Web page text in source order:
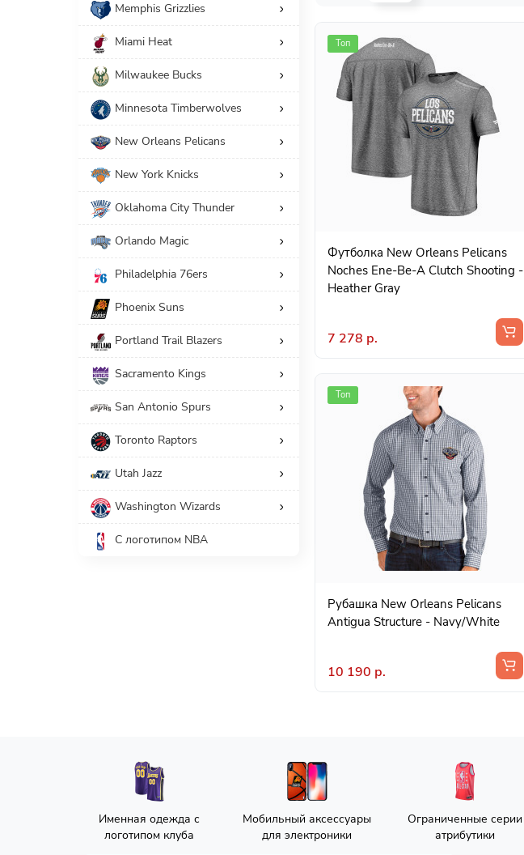
Memphis Grizzlies
Miami Heat
Milwaukee Bucks
Minnesota Timberwolves
New Orleans Pelicans
New York Knicks
Oklahoma City Thunder
Orlando Magic
Philadelphia 76ers
Phoenix Suns
Portland Trail Blazers
Sacramento Kings
San Antonio Spurs
Toronto Raptors
Utah Jazz
Washington Wizards
С логотипом NBA
Топ
Футболка New Orleans Pelicans
Noches Ene-Be-A Clutch Shooting -
Heather Gray
7 278 р.
Топ
Рубашка New Orleans Pelicans
Antigua Structure - Navy/White
10 190 р.
Именная одежда с
логотипом клуба
Мобильный аксессуары
для электроники
Ограниченные серии
атрибутики